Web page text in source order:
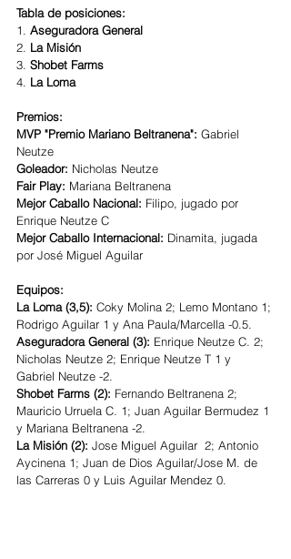
Tabla de posiciones:
1. Aseguradora General
2. La Misión
3. Shobet Farms
4. La Loma
Premios:
MVP "Premio Mariano Beltranena": Gabriel
Neutze
Goleador: Nicholas Neutze
Fair Play: Mariana Beltranena
Mejor Caballo Nacional: Filipo, jugado por
Enrique Neutze C
Mejor Caballo Internacional: Dinamita, jugada
por José Miguel Aguilar
Equipos:
La Loma (3,5): Coky Molina 2; Lemo Montano 1;
Rodrigo Aguilar 1 y Ana Paula/Marcella -0.5.
Aseguradora General (3): Enrique Neutze C. 2;
Nicholas Neutze 2; Enrique Neutze T 1 y
Gabriel Neutze -2.
Shobet Farms (2): Fernando Beltranena 2;
Mauricio Urruela C. 1; Juan Aguilar Bermudez 1
y Mariana Beltranena -2.
La Misión (2): Jose Miguel Aguilar  2; Antonio
Aycinena 1; Juan de Dios Aguilar/Jose M. de
las Carreras 0 y Luis Aguilar Mendez 0.